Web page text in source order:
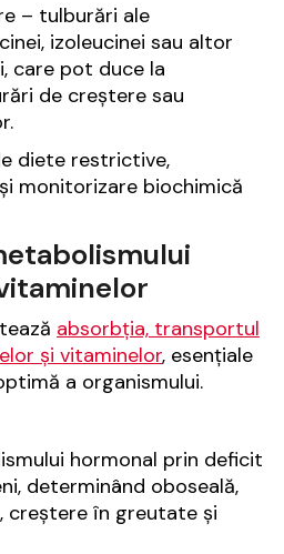
– tulburări ale
izoleucinei sau altor
care pot duce la
de creștere sau
diete restrictive,
monitorizare biochimică
absorbția, transportul
și vitaminelor, esențiale
a organismului.
hormonal prin deficit
determinând oboseală,
creștere în greutate și